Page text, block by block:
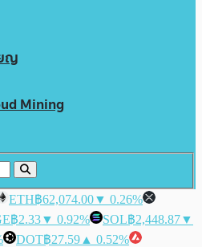
ญ
Mining
ETH฿62,074.00▼ 0.26%
฿2.33▼ 0.92% SOL฿2,448.87▼
DOT฿27.59 ▲ 0.52%